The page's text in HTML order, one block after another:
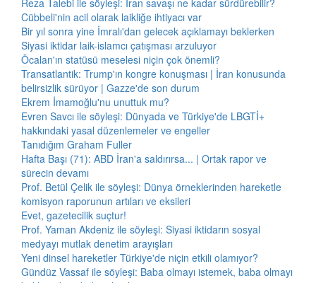
Reza Talebi ile söyleşi: İran savaşı ne kadar sürdürebilir?
Cübbeli'nin acil olarak laikliğe ihtiyacı var
Bir yıl sonra yine İmralı'dan gelecek açıklamayı beklerken
Siyasi iktidar laik-islamcı çatışması arzuluyor
Öcalan'ın statüsü meselesi niçin çok önemli?
Transatlantik: Trump'ın kongre konuşması | İran konusunda
belirsizlik sürüyor | Gazze'de son durum
Ekrem İmamoğlu'nu unuttuk mu?
Evren Savcı ile söyleşi: Dünyada ve Türkiye'de LBGTİ+
hakkındaki yasal düzenlemeler ve engeller
Tanıdığım Graham Fuller
Hafta Başı (71): ABD İran'a saldırırsa... | Ortak rapor ve
sürecin devamı
Prof. Betül Çelik ile söyleşi: Dünya örneklerinden hareketle
komisyon raporunun artıları ve eksileri
Evet, gazetecilik suçtur!
Prof. Yaman Akdeniz ile söyleşi: Siyasi iktidarın sosyal
medyayı mutlak denetim arayışları
Yeni dinsel hareketler Türkiye'de niçin etkili olamıyor?
Gündüz Vassaf ile söyleşi: Baba olmayı istemek, baba olmayı